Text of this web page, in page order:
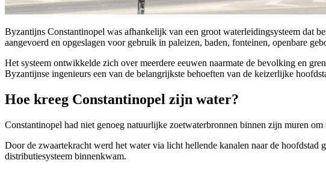
Byzantijns Constantinopel was afhankelijk van een groot waterleidingsysteem dat
aangevoerd en opgeslagen voor gebruik in paleizen, baden, fonteinen, openbare
Het systeem ontwikkelde zich over meerdere eeuwen naarmate de bevolking en
Byzantijnse ingenieurs een van de belangrijkste behoeften van de keizerlijke
Hoe kreeg Constantinopel zijn water?
Constantinopel had niet genoeg natuurlijke zoetwaterbronnen binnen zijn muren
Door de zwaartekracht werd het water via licht hellende kanalen naar de
distributiesysteem binnenkwam.